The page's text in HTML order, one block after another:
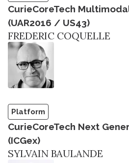
CurieCoreTech
(UAR2016 / US43)
FREDERIC COQUELLE
Platform
CurieCoreTech Next
(ICGex)
SYLVAIN BAULANDE